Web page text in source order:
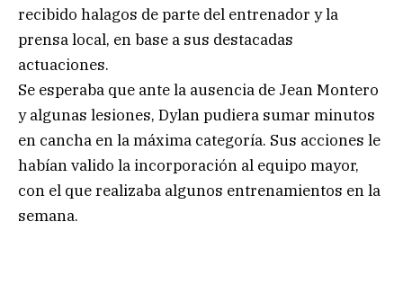
recibido halagos de parte del entrenador y la
prensa local, en base a sus destacadas
actuaciones.
Se esperaba que ante la ausencia de Jean Montero
y algunas lesiones, Dylan pudiera sumar minutos
en cancha en la máxima categoría. Sus acciones le
habían valido la incorporación al equipo mayor,
con el que realizaba algunos entrenamientos en la
semana.